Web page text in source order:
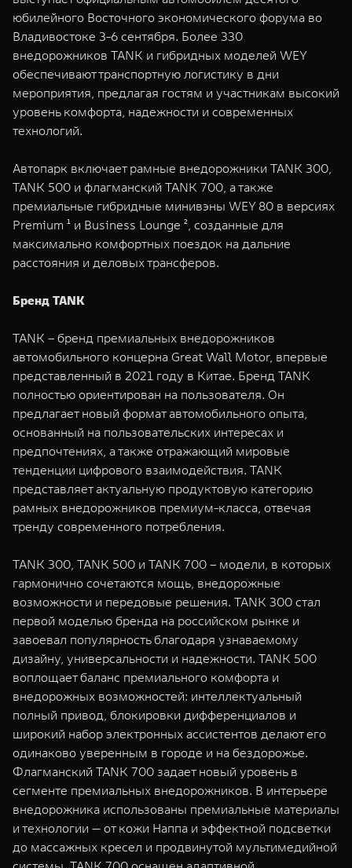
WEY 07
Расширяя границы комфорта
от 6 149 000 ₽
WEY 05
от 5 699
WEY 80
Масштаб возможностей
от 6 449 000 ₽
WEY 80
Масштаб
юбилейного Восточного экономического форума во
Владивостоке 3-6 сентября. Более 330
внедорожников TANK и гибридных моделей WEY
обеспечивают транспортную логистику в дни
мероприятия, предлагая гостям и участникам высокий
уровень комфорта, надежности и современных
технологий.
Автопарк включает рамные внедорожники TANK 300,
TANK 500 и флагманский TANK 700, а также
премиальные гибридные минивэны WEY 80 в версиях
Premium ¹ и Business Lounge ², созданные для
максимально комфортных поездок на дальние
расстояния и деловых трансферов.
Бренд TANK
TANK – бренд премиальных внедорожников
автомобильного концерна Great Wall Motor, впервые
представленный в 2021 году в Китае. Бренд TANK
полностью ориентирован на пользователя. Он
предлагает новый формат автомобильного опыта,
основанный на пользовательских интересах и
предпочтениях, а также отражающий мировые
тенденции цифрового взаимодействия. TANK
представляет актуальную продуктовую категорию
рамных внедорожников премиум-класса, отвечая
тренду современного потребления.
TANK 300, TANK 500 и TANK 700 – модели, в которых
гармонично сочетаются мощь, внедорожные
возможности и передовые решения. TANK 300 стал
первой моделью бренда на российском рынке и
завоевал популярность благодаря узнаваемому
дизайну, универсальности и надежности. TANK 500
воплощает баланс премиального комфорта и
внедорожных возможностей: интеллектуальный
полный привод, блокировки дифференциалов и
широкий набор электронных ассистентов делают его
одинаково уверенным в городе и на бездорожье.
Флагманский TANK 700 задает новый уровень в
сегменте премиальных внедорожников. В интерьере
внедорожника использованы премиальные материалы
и технологии — от кожи Наппа и эффектной подсветки
до массажных кресел и продвинутой мультимедийной